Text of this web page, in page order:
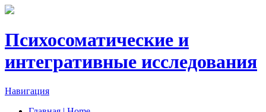
Психосоматические и
интегративные исследования
Навигация